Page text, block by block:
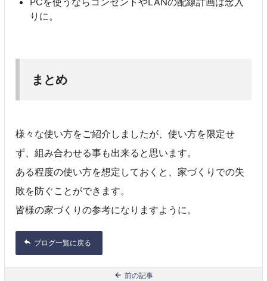
りに。
まとめ
様々な使い方をご紹介しましたが、使い方を限定せ
ず、組み合わせる事も出来ると思います。
ある程度の使い方を想定しておくと、家づくりでの失
敗を防ぐことができます。
皆様の家づくりの参考になりますように。
ブログ一覧に戻る
前の記事